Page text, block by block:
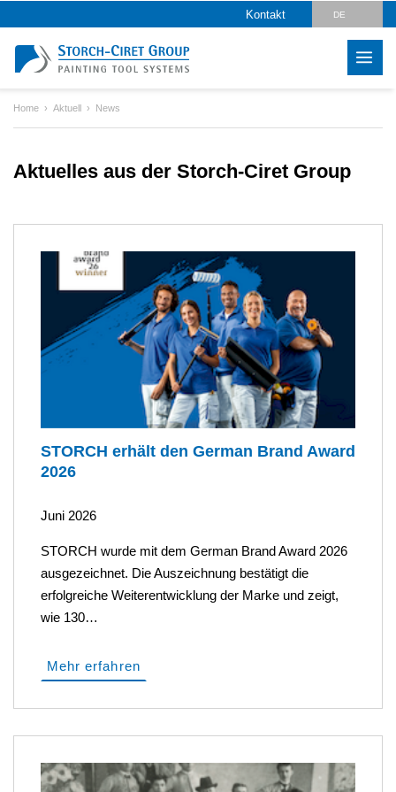
Kontakt DE
SK
Home Aktuell News
Aktuelles aus der Storch-Ciret Group
STORCH erhält den German Brand Award
2026
Juni 2026
STORCH wurde mit dem German Brand Award 2026
ausgezeichnet. Die Auszeichnung bestätigt die
erfolgreiche Weiterentwicklung der Marke und zeigt,
wie 130…
Mehr erfahren